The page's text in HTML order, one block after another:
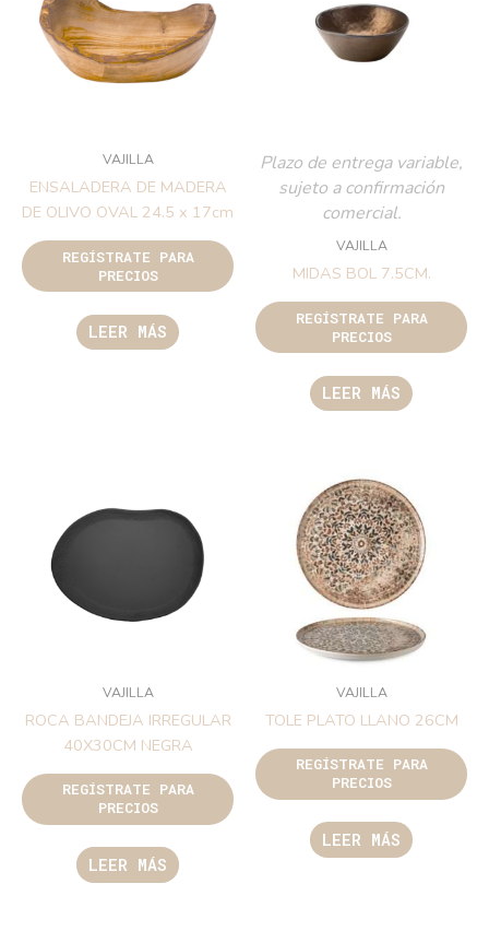
VAJILLA
ENSALADERA DE MADERA
DE OLIVO OVAL 24.5 x 17cm
REGÍSTRATE PARA
PRECIOS
LEER MÁS
Plazo de entrega variable,
sujeto a confirmación
comercial.
VAJILLA
MIDAS BOL 7.5CM.
REGÍSTRATE PARA
PRECIOS
LEER MÁS
VAJILLA
ROCA BANDEJA IRREGULAR
40X30CM NEGRA
REGÍSTRATE PARA
PRECIOS
LEER MÁS
VAJILLA
TOLE PLATO LLANO 26CM
REGÍSTRATE PARA
PRECIOS
LEER MÁS